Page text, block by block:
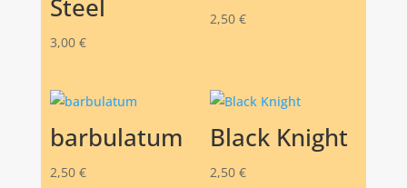
Steel
3,00 €
2,50 €
barbulatum
2,50 €
Black Knight
2,50 €